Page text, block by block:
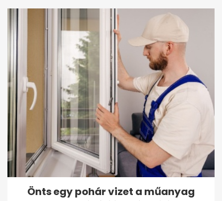
Önts egy pohár vizet a műanyag